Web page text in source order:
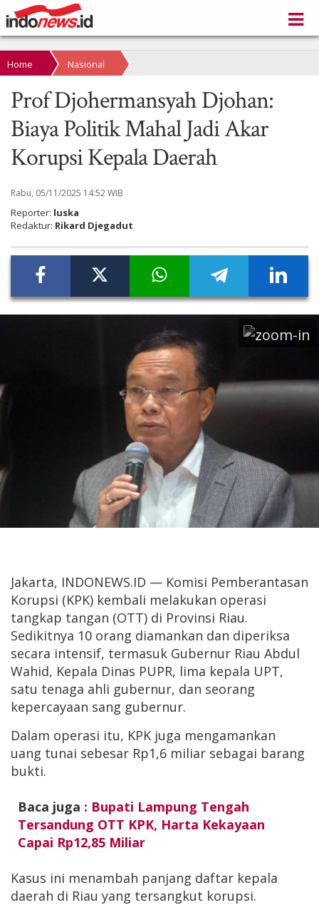
Home Nasional
Prof Djohermansyah Djohan:
Biaya Politik Mahal Jadi Akar
Korupsi Kepala Daerah
Rabu, 05/11/2025 14:52 WIB
Reporter: luska
Redaktur: Rikard Djegadut
Jakarta, INDONEWS.ID — Komisi Pemberantasan
Korupsi (KPK) kembali melakukan operasi
tangkap tangan (OTT) di Provinsi Riau.
Sedikitnya 10 orang diamankan dan diperiksa
secara intensif, termasuk Gubernur Riau Abdul
Wahid, Kepala Dinas PUPR, lima kepala UPT,
satu tenaga ahli gubernur, dan seorang
kepercayaan sang gubernur.
Dalam operasi itu, KPK juga mengamankan
uang tunai sebesar Rp1,6 miliar sebagai barang
bukti.
Baca juga : Bupati Lampung Tengah
Tersandung OTT KPK, Harta Kekayaan
Capai Rp12,85 Miliar
Kasus ini menambah panjang daftar kepala
daerah di Riau yang tersangkut korupsi.